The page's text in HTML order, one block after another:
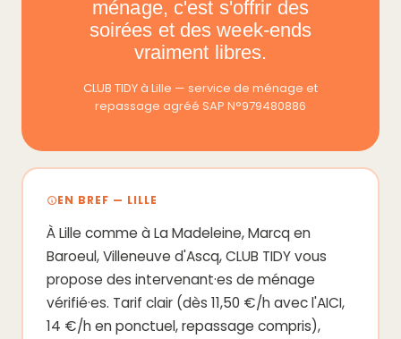
ménage, c'est s'offrir des
soirées et des week-ends
vraiment libres.
CLUB TIDY à Lille — service de ménage et
repassage agréé SAP N°979480886
EN BREF — LILLE
À Lille comme à La Madeleine, Marcq en
Baroeul, Villeneuve d'Ascq, CLUB TIDY vous
propose des intervenant·es de ménage
vérifié·es. Tarif clair (dès 11,50 €/h avec l'AICI,
14 €/h en ponctuel, repassage compris),